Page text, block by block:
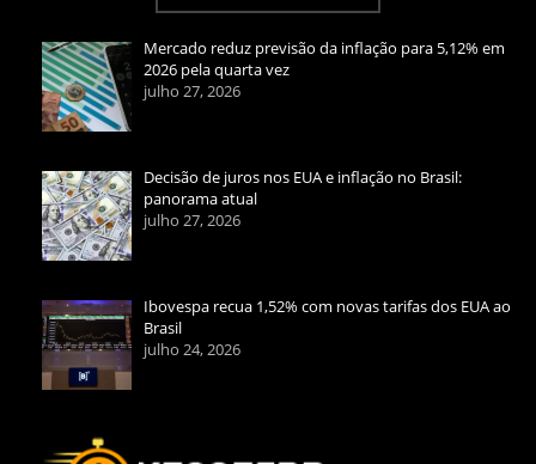
Mercado reduz previsão da inflação para 5,12% em
2026 pela quarta vez
julho 27, 2026
Decisão de juros nos EUA e inflação no Brasil:
panorama atual
julho 27, 2026
Ibovespa recua 1,52% com novas tarifas dos EUA ao
Brasil
julho 24, 2026